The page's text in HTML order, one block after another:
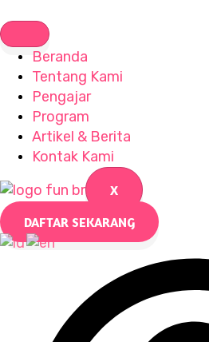
to
contentBeranda
Tentang Kami
Pengajar
Program
Artikel & Berita
Kontak Kami
X
DAFTAR SEKARANG